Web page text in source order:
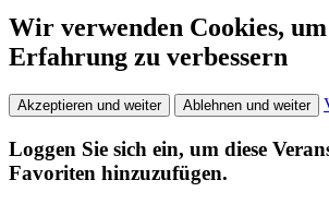
Wir verwenden Cookies,
Erfahrung zu verbessern
Akzeptieren und weiter Ablehnen und weiter
Loggen Sie sich ein, um diese
Favoriten hinzuzufügen.